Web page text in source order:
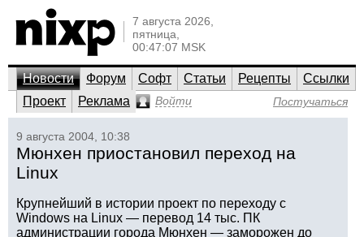
7 августа 2026,
пятница,
00:47:07 MSK
Новости Форум Софт Статьи Рецепты
Ссылки
Проект
Реклама Войти Постучаться
9 августа 2004, 10:38
Мюнхен приостановил переход на
Linux
Крупнейший в истории проект по переходу с
Windows на Linux — перевод 14 тыс. ПК
администрации города Мюнхен — заморожен до